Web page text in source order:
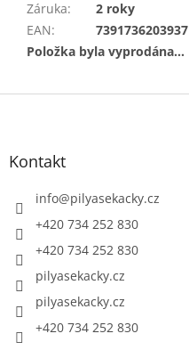
Záruka:
2 roky
EAN:
7391736203937
Položka byla vyprodána…
Z
Kontakt
info@pilyasekacky.cz
+420 734 252 830
+420 734 252 830
pilyasekacky.cz
pilyasekacky.cz
+420 734 252 830